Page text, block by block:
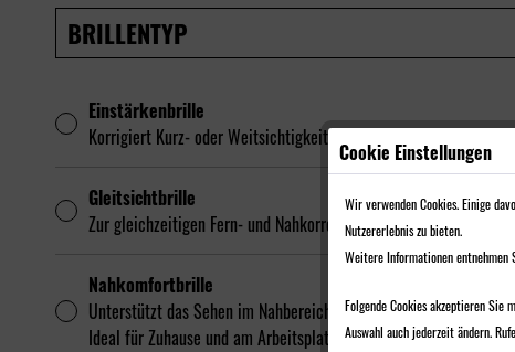
BRILLENTYP
Einstärkenbrille
Korrigiert Kurz- oder Weitsichtigkeit
Gleitsichtbrille
Zur gleichzeitigen Fern- und Nahkorrektur
Nahkomfortbrille
Unterstützt das Sehen im Nahbereich von 40cm bis 4m.
Ideal für Zuhause und am Arbeitsplatz.
Cookie Einstellungen
Wir verwenden Cookies. Einige
Nutzererlebnis zu bieten.
Weitere Informationen entnehmen
Folgende Cookies akzeptieren
Auswahl auch jederzeit ändern.